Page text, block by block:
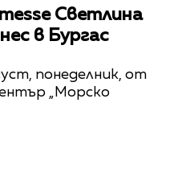
Светлина
в Бургас
понеделник, от
„Морско